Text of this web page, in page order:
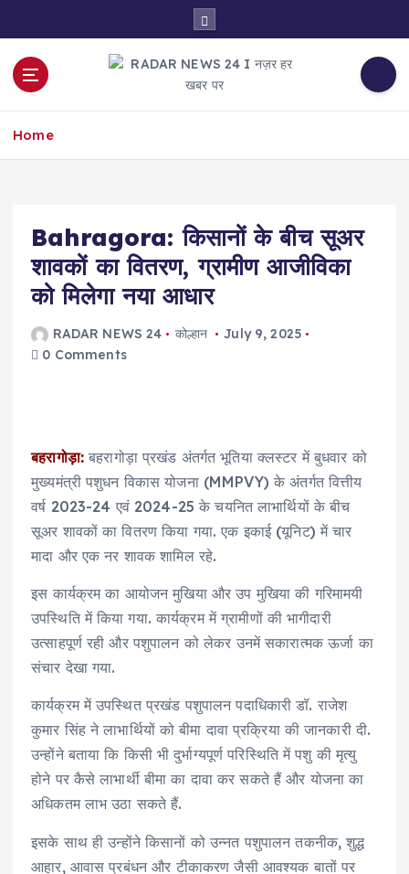
o
Home
Bahragora: किसानों के बीच सूअर
शावकों का वितरण, ग्रामीण आजीविका
को मिलेगा नया आधार
RADAR NEWS 24 कोल्हान
July 9, 2025
0 Comments
बहरागोड़ा: बहरागोड़ा प्रखंड अंतर्गत भूतिया क्लस्टर में बुधवार को
मुख्यमंत्री पशुधन विकास योजना (MMPVY) के अंतर्गत वित्तीय
वर्ष 2023-24 एवं 2024-25 के चयनित लाभार्थियों के बीच
सूअर शावकों का वितरण किया गया. एक इकाई (यूनिट) में चार
मादा और एक नर शावक शामिल रहे.
इस कार्यक्रम का आयोजन मुखिया और उप मुखिया की गरिमामयी
उपस्थिति में किया गया. कार्यक्रम में ग्रामीणों की भागीदारी
उत्साहपूर्ण रही और पशुपालन को लेकर उनमें सकारात्मक ऊर्जा का
संचार देखा गया.
कार्यक्रम में उपस्थित प्रखंड पशुपालन पदाधिकारी डॉ. राजेश
कुमार सिंह ने लाभार्थियों को बीमा दावा प्रक्रिया की जानकारी दी.
उन्होंने बताया कि किसी भी दुर्भाग्यपूर्ण परिस्थिति में पशु की मृत्यु
होने पर कैसे लाभार्थी बीमा का दावा कर सकते हैं और योजना का
अधिकतम लाभ उठा सकते हैं.
इसके साथ ही उन्होंने किसानों को उन्नत पशुपालन तकनीक, शुद्ध
आहार, आवास प्रबंधन और टीकाकरण जैसी आवश्यक बातों पर